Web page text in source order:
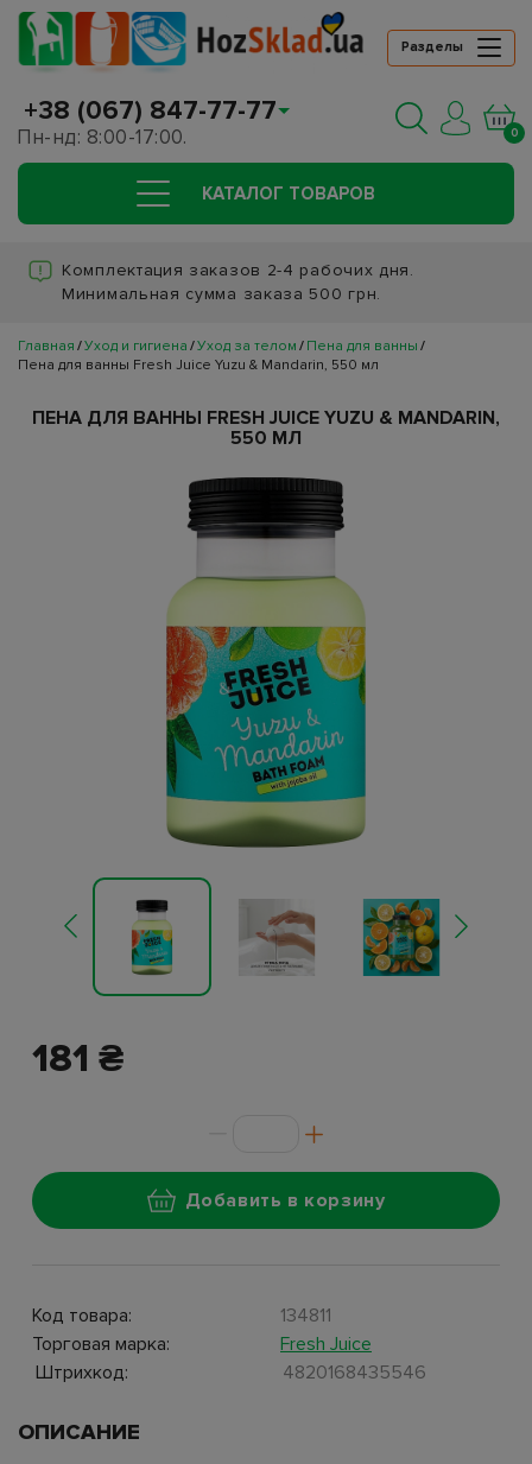
Разделы
+38 (067) 847-77-77
Пн-нд: 8:00-17:00. 0
КАТАЛОГ ТОВАРОВ
Комплектация заказов 2-4 рабочих дня.
Минимальная сумма заказа 500 грн.
Главная Уход и гигиена Уход за телом
Пена для ванны
Пена для ванны Fresh Juice Yuzu & Mandarin, 550 мл
ПЕНА ДЛЯ ВАННЫ FRESH JUICE YUZU & MANDARIN,
550 МЛ
181 ₴
Добавить в корзину
Код товара:
134811
Торговая марка:
Fresh Juice
Штрихкод:
4820168435546
ОПИСАНИЕ